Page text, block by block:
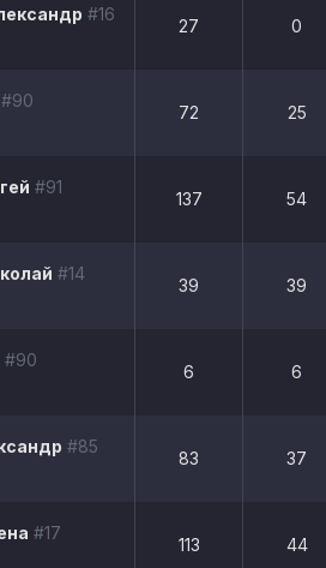
#16
27 0
#90
72 25
#91
137 54
#14
39 39
#90
6 6
#85
83 37
#17
113 44